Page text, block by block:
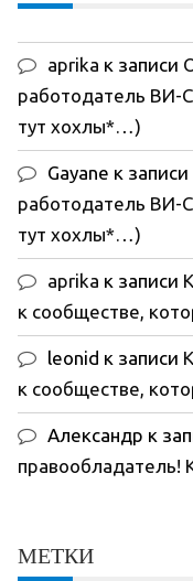
aprika к записи
работодатель ВИ-
тут хохлы*…)
Gayane к записи
работодатель ВИ-
тут хохлы*…)
aprika к записи
к сообществе,
leonid к записи
к сообществе,
Александр к
правообладатель!
МЕТКИ